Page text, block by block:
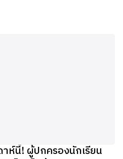
ห์นี้! ผู้ปกครองนักเรียน